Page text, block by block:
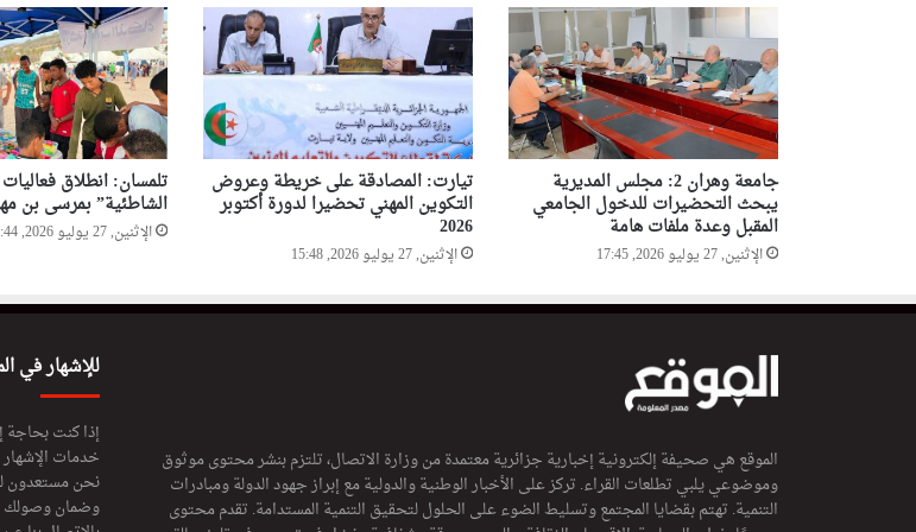
لمسابقة حفظ القرآن الكريم
والحديث النبوي الشريف
والي وهران يشدد على
وتيرة إنجاز مشروع
دوران “الباهية”
جامعة وهران 2: مجلس المديرية
يبحث التحضيرات للدخول الجامعي
المقبل وعدة ملفات هامة
الإثنين, 27 يوليو 2026, 17:45
تيارت: المصادقة على خريطة وعروض
التكوين المهني تحضيرا لدورة أكتوبر
2026
الإثنين, 27 يوليو 2026, 15:48
تلمسان: انطلاق
الشاطئية” بمرسى بن
الإثنين, 27 يوليو 2026, 15:44
الموقع هي صحيفة إلكترونية إخبارية جزائرية معتمدة من وزارة الاتصال، تلتزم بنشر محتوى موثوق
وموضوعي يلبي تطلعات القراء. تركز على الأخبار الوطنية والدولية مع إبراز جهود الدولة ومبادرات
التنمية. تهتم بقضايا المجتمع وتسليط الضوء على الحلول لتحقيق التنمية المستدامة. تقدم محتوى
للإشهار في
إذا كنت
خدمات الإشهار
نحن مستعدون
وضمان وصولك